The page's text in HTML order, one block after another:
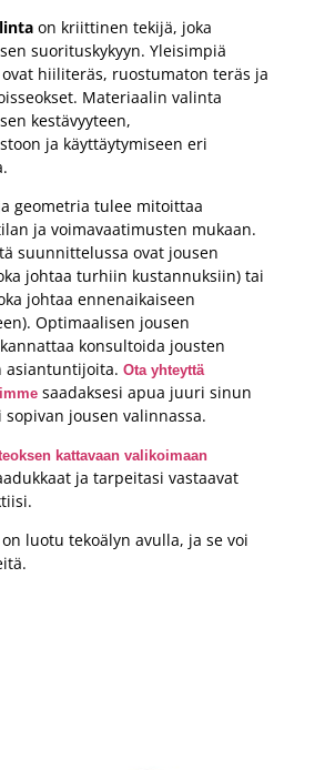
on kriittinen tekijä, joka
suorituskykyyn. Yleisimpiä
hiiliteräs, ruostumaton teräs ja
Materiaalin valinta
kestävyyteen,
ja käyttäytymiseen eri
geometria tulee mitoittaa
ja voimavaatimusten mukaan.
suunnittelussa ovat jousen
johtaa turhiin kustannuksiin) tai
johtaa ennenaikaiseen
Optimaalisen jousen
konsultoida jousten
asiantuntijoita. Ota yhteyttä
saadaksesi apua juuri sinun
sopivan jousen valinnassa.
kattavaan valikoimaan
ja tarpeitasi vastaavat
luotu tekoälyn avulla, ja se voi